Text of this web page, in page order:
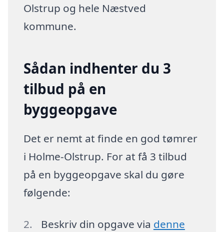
Olstrup og hele Næstved
kommune.
Sådan indhenter du 3
tilbud på en
byggeopgave
Det er nemt at finde en god tømrer
i Holme-Olstrup. For at få 3 tilbud
på en byggeopgave skal du gøre
følgende:
Beskriv din opgave via denne